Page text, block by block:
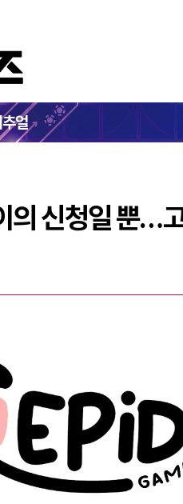
얼
권 이의 신청일 뿐…고소 생각 없
의 신청일 뿐…